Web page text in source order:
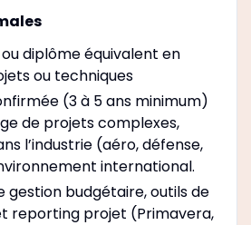
diplôme équivalent en
ou techniques
(3 à 5 ans minimum)
de projets complexes,
l’industrie (aéro, défense,
international.
gestion budgétaire, outils de
reporting projet (Primavera,